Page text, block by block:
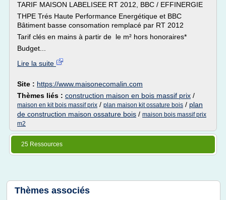
TARIF MAISON LABELISEE RT 2012, BBC / EFFINERGIE
THPE Trés Haute Performance Energétique et BBC
Bâtiment basse consomation remplacé par RT 2012
Tarif clés en mains à partir de le m² hors honoraires*
Budget...
Lire la suite
Site : https://www.maisonecomalin.com
Thèmes liés : construction maison en bois massif prix /
maison en kit bois massif prix / plan maison kit ossature bois / plan
de construction maison ossature bois / maison bois massif prix
m2
25 Ressources
Thèmes associés